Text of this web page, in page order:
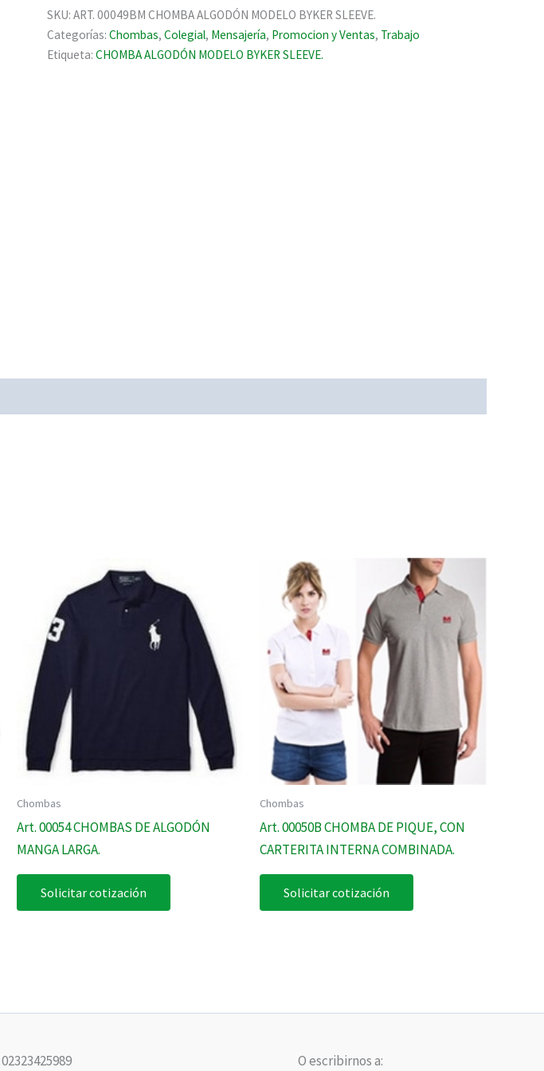
ALGODÓN
MODELO
BYKER
SLEEVE.
SKU: ART. 00049BM CHOMBA ALGODÓN MODELO BYKER SLEEVE.
Categorías: Chombas, Colegial, Mensajería, Promocion y Ventas, Trabajo
Etiqueta: CHOMBA ALGODÓN MODELO BYKER SLEEVE.
Chombas
Art. 00054 CHOMBAS DE ALGODÓN
MANGA LARGA.
Solicitar cotización
Chombas
Art. 00050B CHOMBA DE PIQUE, CON
CARTERITA INTERNA COMBINADA.
Solicitar cotización
O escribirnos a: